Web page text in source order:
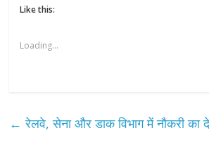
Like this:
Loading...
← रेलवे, सेना और डाक विभाग में नौकरी